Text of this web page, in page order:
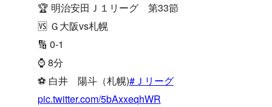
🏆 明治安田Ｊ１リーグ 第33節
🆚 Ｇ大阪vs札幌
🔢 0-1
⌚️ 8分
⚽️ 白井 陽斗（札幌)#Ｊリーグ
pic.twitter.com/5bAxxeqhWR